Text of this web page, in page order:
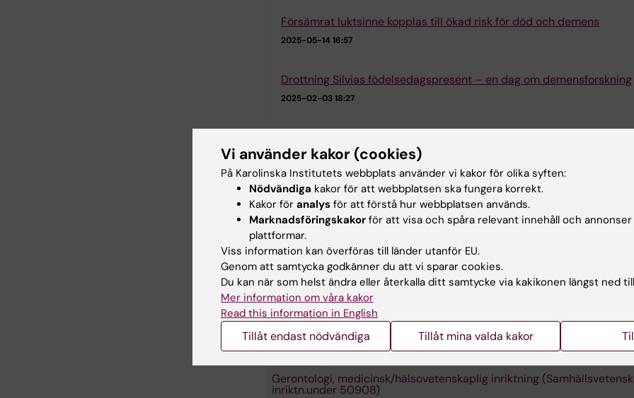
Försämrat luktsinne kopplas till ökad risk för död och demens
2025-05-14 16:57
Drottning Silvias födelsedagspresent – en dag om demensforskning
2025-02-03 18:27
2024-11-29 14:54
Forskningsområden:
Geriatrik
Gerontologi, medicinsk/hälsovetenskaplig inriktning
inriktn.under 50908)
Vi använder kakor (cookies)
På Karolinska Institutets webbplats använder vi kakor för olika syften:
Nödvändiga kakor för att webbplatsen ska fungera korrekt.
Kakor för analys för att förstå hur webbplatsen används.
Marknadsföringskakor för att visa och spåra relevant innehåll och
plattformar.
Viss information kan överföras till länder utanför EU.
Genom att samtycka godkänner du att vi sparar cookies.
Du kan när som helst ändra eller återkalla ditt samtycke via kakikonen längst ned
Mer information om våra kakor
Read this information in English
Tillåt endast nödvändiga Tillåt mina valda kakor